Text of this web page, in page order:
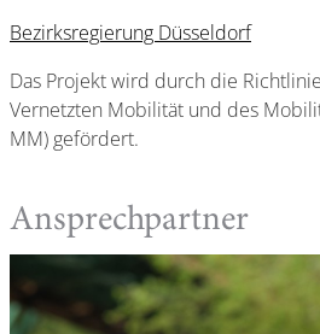
Bezirksregierung Düsseldorf
Das Projekt wird durch die
Vernetzten Mobilität und des
MM) gefördert.
Ansprechpartner